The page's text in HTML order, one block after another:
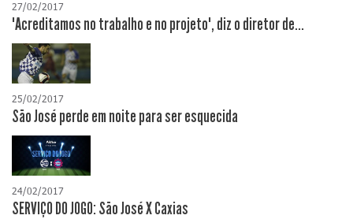
27/02/2017
"Acreditamos no trabalho e no projeto", diz o diretor de...
25/02/2017
São José perde em noite para ser esquecida
24/02/2017
SERVIÇO DO JOGO: São José X Caxias